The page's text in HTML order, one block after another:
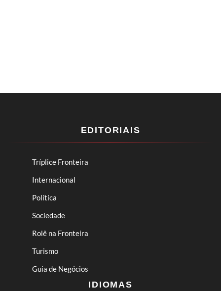
EDITORIAIS
Tríplice Fronteira
Internacional
Política
Sociedade
Rolê na Fronteira
Turismo
Guia de Negócios
IDIOMAS